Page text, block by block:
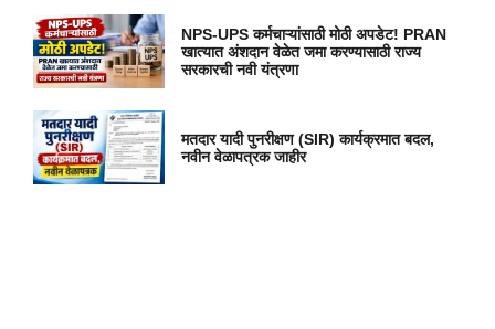
NPS-UPS कर्मचाऱ्यांसाठी मोठी अपडेट! PRAN
खात्यात अंशदान वेळेत जमा करण्यासाठी राज्य
सरकारची नवी यंत्रणा
मतदार यादी पुनरीक्षण (SIR) कार्यक्रमात बदल,
नवीन वेळापत्रक जाहीर